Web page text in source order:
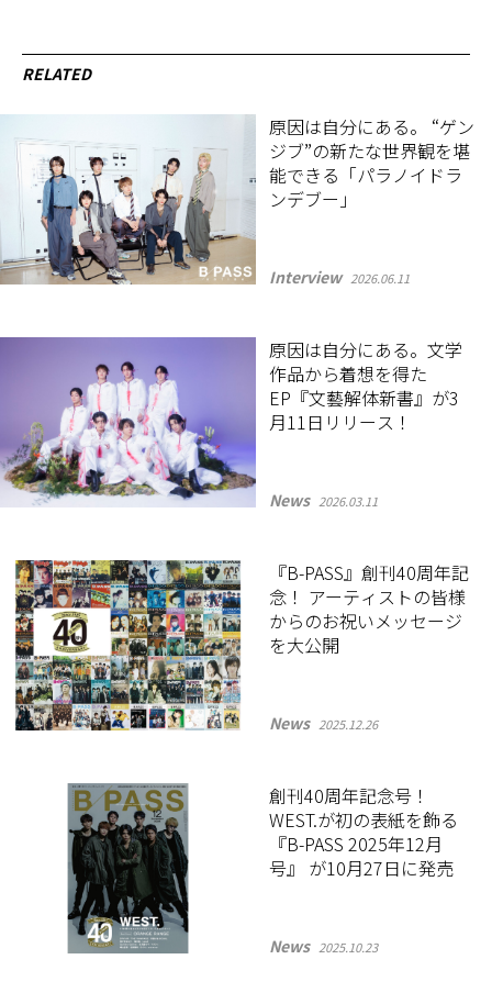
RELATED
原因は自分にある。 “ゲン
ジブ”の新たな世界観を堪
能できる「パラノイドラ
ンデブー」
Interview 2026.06.11
原因は自分にある。文学
作品から着想を得た
EP『文藝解体新書』が3
月11日リリース！
News 2026.03.11
『B-PASS』創刊40周年記
念！ アーティストの皆様
からのお祝いメッセージ
を大公開
News 2025.12.26
創刊40周年記念号！
WEST.が初の表紙を飾る
『B-PASS 2025年12月
号』 が10月27日に発売
News 2025.10.23